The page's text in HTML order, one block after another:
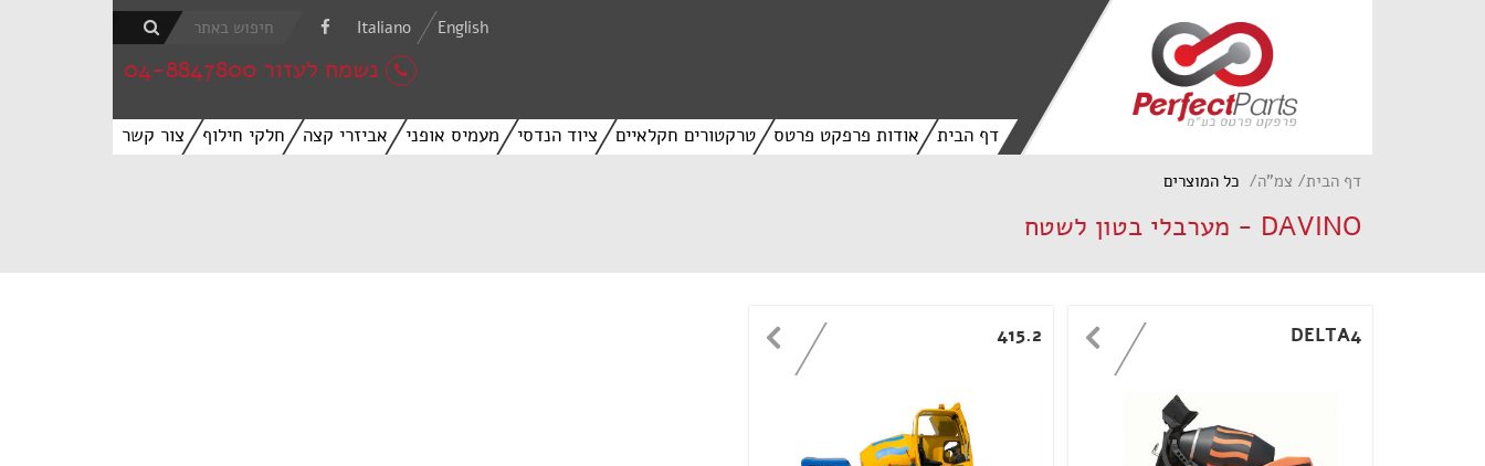
English
Italiano
נשמח לעזור 04-8847800
דף הבית אודות פרפקט פרטס טרקטורים חקלאיים ציוד הנדסי מעמיס אופני אביזרי קצה חלקי חילוף צור קשר
דף הבית צמ"ה כל המוצרים
DAVINO - מערבלי בטון לשטח
DELTA4
415.2